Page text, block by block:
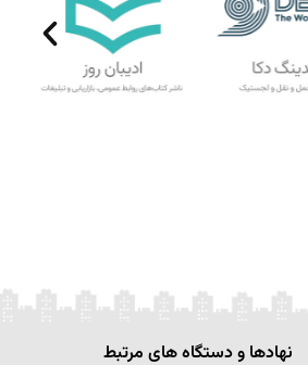
نهادها و دستگاه های مرتبط